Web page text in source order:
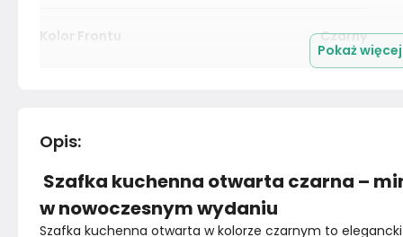
Kolor Frontu Czarny
Montaż
Pokaż
Opis:
Szafka kuchenna otwarta czarna –
w nowoczesnym wydaniu
Szafka kuchenna otwarta w kolorze czarnym to